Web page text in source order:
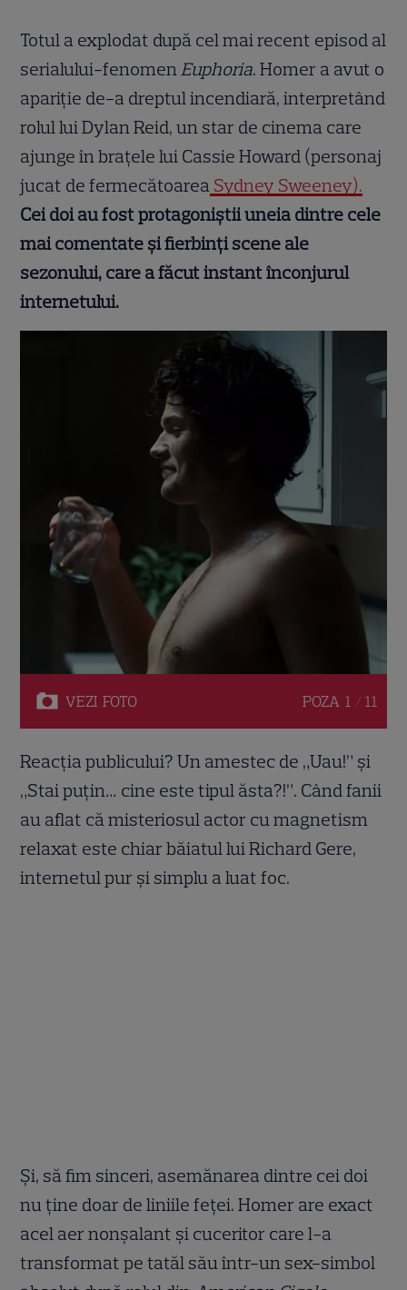
Totul a explodat după cel mai recent episod al
serialului-fenomenEuphoria. Homer a avut o
apariție de-a dreptul incendiară, interpretând
rolul lui Dylan Reid, un star de cinema care
ajunge în brațele lui Cassie Howard (personaj
jucat de fermecătoarea Sydney Sweeney).
Cei doi au fost protagoniștii uneia dintre cele
mai comentate și fierbinți scene ale
sezonului, care a făcut instant înconjurul
internetului.
VEZI FOTO POZA 1 / 11
Reacția publicului? Un amestec de „Uau!” și
„Stai puțin… cine este tipul ăsta?!”. Când fanii
au aflat că misteriosul actor cu magnetism
relaxat este chiar băiatul lui Richard Gere,
internetul pur și simplu a luat foc.
Și, să fim sinceri, asemănarea dintre cei doi
nu ține doar de liniile feței. Homer are exact
acel aer nonșalant și cuceritor care l-a
transformat pe tatăl său într-un sex-simbol